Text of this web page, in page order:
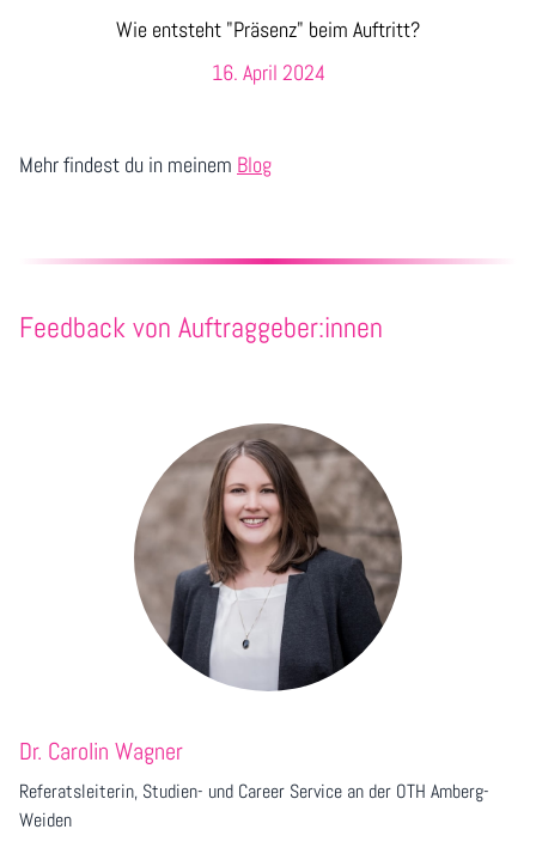
Wie entsteht "Präsenz" beim Auftritt?
16. April 2024
Mehr findest du in meinem Blog
Feedback von Auftraggeber:innen
Dr. Carolin Wagner
Referatsleiterin, Studien- und Career Service an der OTH Amberg-
Weiden